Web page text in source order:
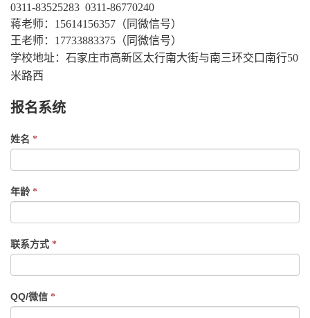
0311-83525283 0311-86770240
蒋老师：15614156357（同微信号）
王老师：17733883375（同微信号）
学校地址：石家庄市高新区太行南大街与南三环交口南行50
米路西
报名系统
If
are
human,
leave
this
field
blank.
姓名 *
年龄 *
联系方式 *
QQ/微信 *